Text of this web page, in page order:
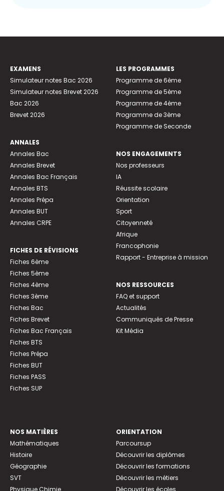
EXAMENS
Simulateur notes Bac 2026
Simulateur notes Brevet 2026
Bac 2026
Brevet 2026
ANNALES
Annales Bac
Annales Brevet
Annales Bac Français
Annales BTS
Annales Prépa
Annales BUT
Annales CRPE
FICHES DE RÉVISIONS
Fiches 6ème
Fiches 5ème
Fiches 4ème
Fiches 3ème
Fiches Bac
Fiches Brevet
Fiches Bac Français
Fiches BTS
Fiches Prépa
Fiches BUT
Fiches PASS
Fiches SUP
LES PROGRAMMES
Programme de 6ème
Programme de 5ème
Programme de 4ème
Programme de 3ème
Programme de Seconde
NOS ENGAGEMENTS
Nos professeurs
IA
Réussite scolaire
Orientation
Sport
Citoyenneté
Afrique
Francophonie
Rapport - Entreprise à mission
NOS RESSOURCES
FAQ et support
Actualités
Communiqués de Presse
Kit Média
NOS MATIÈRES
Mathématiques
Histoire
Géographie
SVT
ORIENTATION
Parcoursup
Découvrir les diplômes
Découvrir les formations
Découvrir les métiers